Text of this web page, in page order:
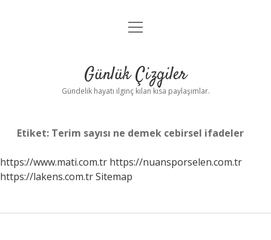
Anasayfa
Yasal Uyarı
menüyü
Günlük Çizgiler
Gündelik hayatı ilginç kılan kısa paylaşımlar.
Etiket: Terim sayısı ne demek cebirsel ifadeler
https://www.mati.com.tr https://nuansporselen.com.tr
https://lakens.com.trSitemap